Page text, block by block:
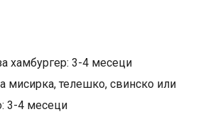
хамбургер: 3-4 месеци
мисирка, телешко, свинско или
3-4 месеци